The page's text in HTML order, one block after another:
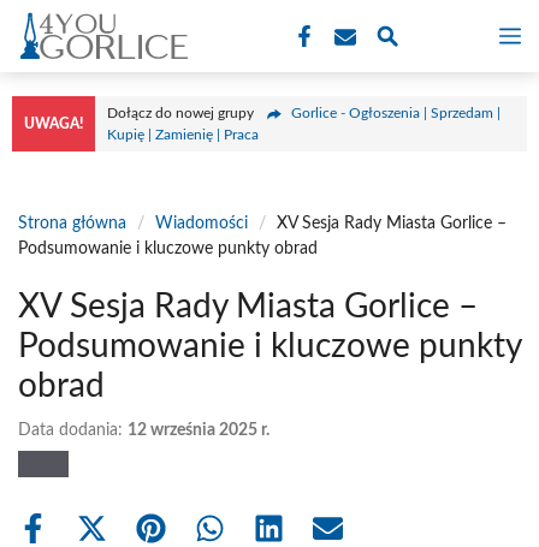
Przejdź
treści
UWAGA!
Dołącz do nowej grupy
Gorlice - Ogłoszenia | Sprzedam |
Kupię | Zamienię | Praca
Strona główna / Wiadomości /
XV Sesja Rady Miasta Gorlice –
Podsumowanie i kluczowe punkty obrad
XV Sesja Rady Miasta Gorlice –
Podsumowanie i kluczowe punkty
obrad
Data dodania: 12 września 2025 r.
Share
Share Share Share Share Share